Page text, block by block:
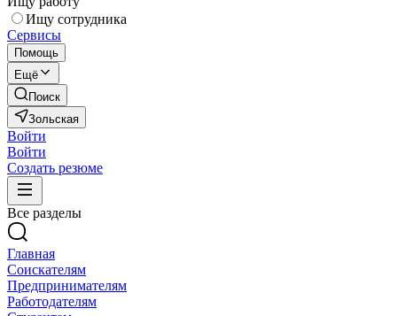
Ищу сотрудника
Сервисы
Помощь
Ещё
Поиск
Зольская
Войти
Войти
Создать резюме
Все разделы
Главная
Соискателям
Предпринимателям
Работодателям